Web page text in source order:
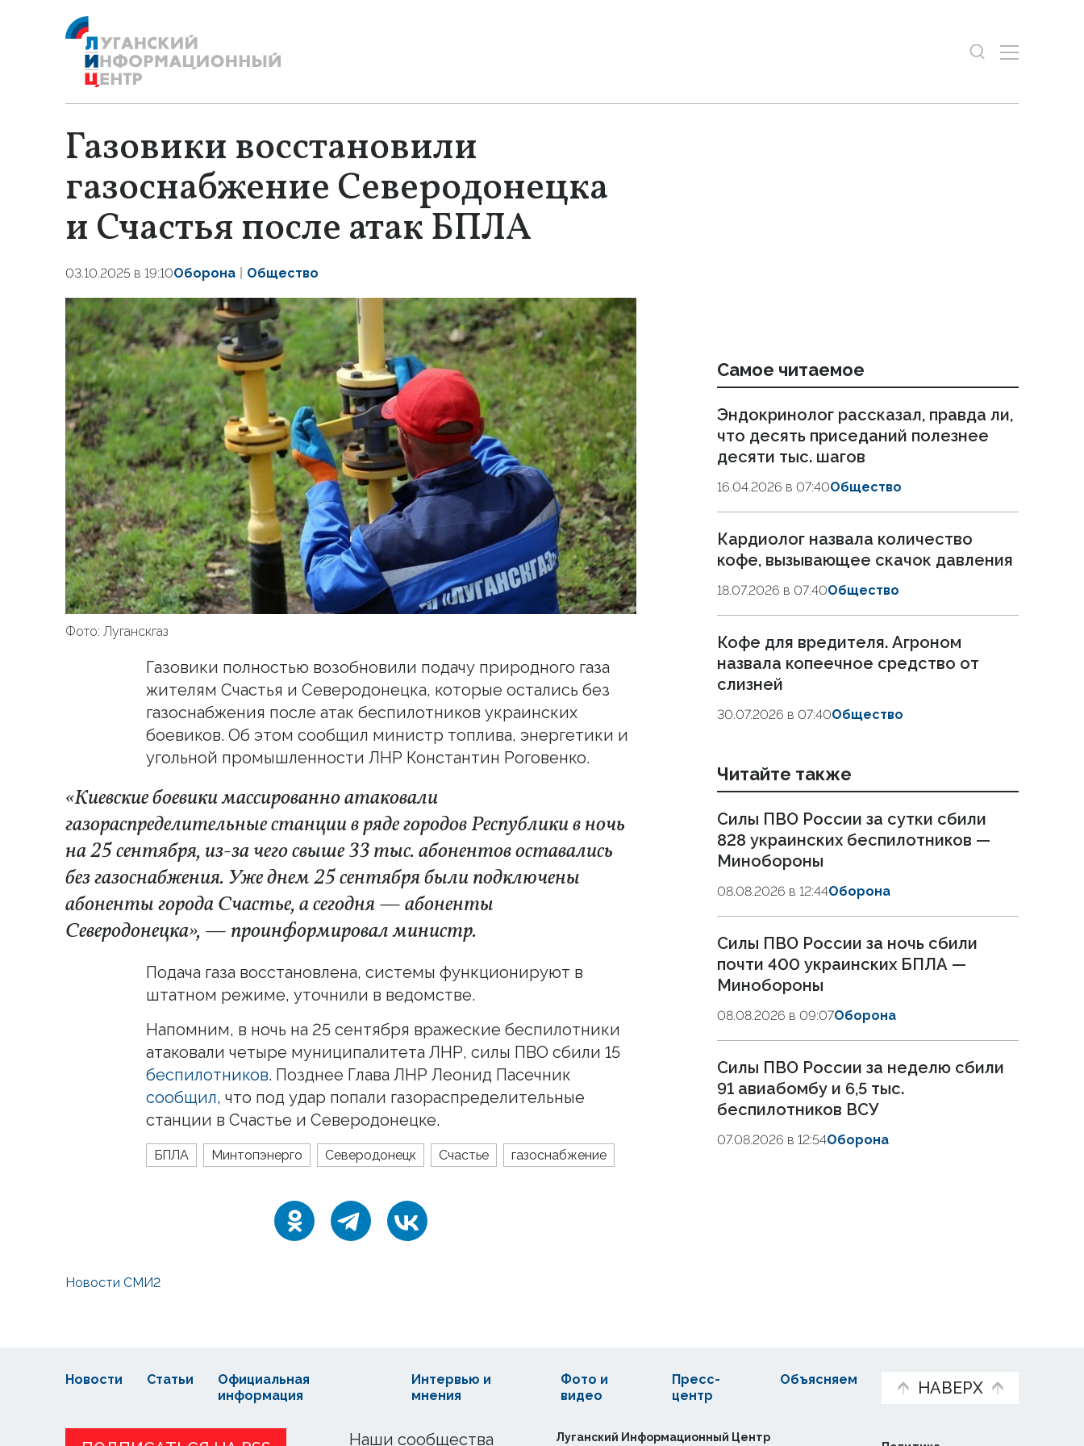
Газовики восстановили
газоснабжение Северодонецка
и Счастья после атак БПЛА
03.10.2025 в 19:10Оборона Общество
Фото: Луганскгаз
Газовики полностью возобновили подачу природного газа
жителям Счастья и Северодонецка, которые остались без
газоснабжения после атак беспилотников украинских
боевиков. Об этом сообщил министр топлива, энергетики и
угольной промышленности ЛНР Константин Роговенко.
«Киевские боевики массированно атаковали
газораспределительные станции в ряде городов Республики в ночь
на 25 сентября, из-за чего свыше 33 тыс. абонентов оставались
без газоснабжения. Уже днем 25 сентября были подключены
абоненты города Счастье, а сегодня — абоненты
Северодонецка», — проинформировал министр.
Подача газа восстановлена, системы функционируют в
штатном режиме, уточнили в ведомстве.
Напомним, в ночь на 25 сентября вражеские беспилотники
атаковали четыре муниципалитета ЛНР, силы ПВО сбили 15
беспилотников. Позднее Глава ЛНР Леонид Пасечник
сообщил, что под удар попали газораспределительные
станции в Счастье и Северодонецке.
БПЛА Минтопэнерго Северодонецк Счастье газоснабжение
Самое читаемое
Эндокринолог рассказал, правда ли,
что десять приседаний полезнее
десяти тыс. шагов
16.04.2026 в 07:40Общество
Кардиолог назвала количество
кофе, вызывающее скачок давления
18.07.2026 в 07:40Общество
Кофе для вредителя. Агроном
назвала копеечное средство от
слизней
30.07.2026 в 07:40Общество
Читайте также
Силы ПВО России за сутки сбили
828 украинских беспилотников —
Минобороны
08.08.2026 в 12:44Оборона
Силы ПВО России за ночь сбили
почти 400 украинских БПЛА —
Минобороны
08.08.2026 в 09:07Оборона
Силы ПВО России за неделю сбили
91 авиабомбу и 6,5 тыс.
беспилотников ВСУ
07.08.2026 в 12:54Оборона
Новости СМИ2
НАВЕРХ
Наши сообщества
Новости Статьи
Официальная
информация
Интервью и
мнения
Фото и
видео
Пресс-
центр
Объясняем
Луганский Информационный Центр